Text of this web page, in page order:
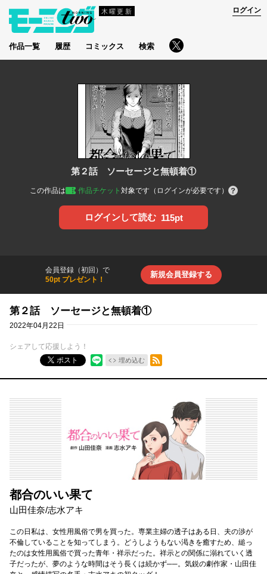
木曜更新
作品一覧 履歴 コミックス 検索
ログイン
第２話 ソーセージと無頓着①
この作品は 作品チケット 対象です（ログインが必要です）
ログインして読む 115pt
会員登録（初回）で
50pt プレゼント！
新規会員登録する
第２話 ソーセージと無頓着①
2022年04月22日
シェアして応援しよう！
ポスト
埋め込む
RSSフィード
都合のいい果て
山田佳奈/志水アキ
この日私は、女性用風俗で男を買った。専業主婦の透子はある日、夫の渉が
不倫していることを知ってしまう。どうしようもない渇きを癒すため、縋っ
たのは女性用風俗で買った青年・祥示だった。祥示との関係に溺れていく透
子だったが、夢のような時間はそう長くは続かず──。気鋭の劇作家・山田佳